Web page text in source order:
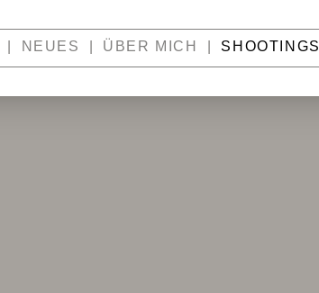
NEUES ÜBER MICH SHOOTINGS